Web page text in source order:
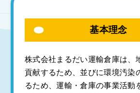
基本理念
株式会社まるだい運輸倉庫は、
貢献するため、並びに環境汚染
るため、運輸・倉庫の事業活動